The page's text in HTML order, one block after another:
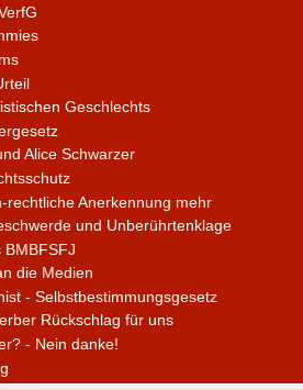
Geschlechts
Alice Schwarzer
rechtliche Anerkennung mehr
und Unberührtenklage
BMBFSFJ
die Medien
- Selbstbestimmungsgesetz
Rückschlag für uns
- Nein danke!